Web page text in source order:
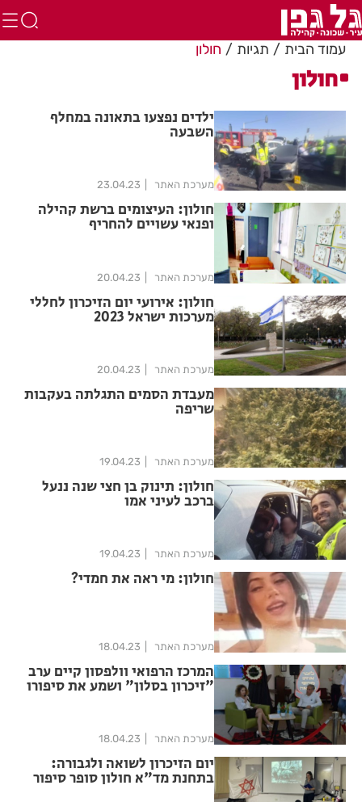
עמוד הבית תגיות חולון
חולון
ילדים נפצעו בתאונה במחלף
השבעה
מערכת האתר 23.04.23
חולון: העיצומים ברשת קהילה
ופנאי עשויים להחריף
מערכת האתר 20.04.23
חולון: אירועי יום הזיכרון לחללי
מערכות ישראל 2023
מערכת האתר 20.04.23
מעבדת הסמים התגלתה בעקבות
שריפה
מערכת האתר 19.04.23
חולון: תינוק בן חצי שנה ננעל
ברכב לעיני אמו
מערכת האתר 19.04.23
חולון: מי ראה את חמדי?
מערכת האתר 18.04.23
המרכז הרפואי וולפסון קיים ערב
"זיכרון בסלון" ושמע את סיפורו
מערכת האתר 18.04.23
יום הזיכרון לשואה ולגבורה:
בתחנת מד"א חולון סופר סיפור